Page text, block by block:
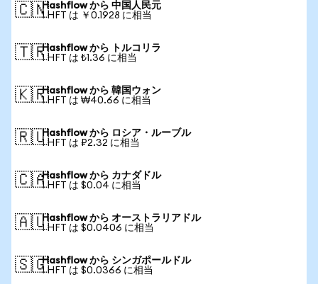
🇨🇳Hashflow から 中国人民元
1 HFT は ￥0.1928 に相当
🇹🇷Hashflow から トルコリラ
1 HFT は ₺1.36 に相当
🇰🇷Hashflow から 韓国ウォン
1 HFT は ₩40.66 に相当
🇷🇺Hashflow から ロシア・ルーブル
1 HFT は ₽2.32 に相当
🇨🇦Hashflow から カナダドル
1 HFT は $0.04 に相当
🇦🇺Hashflow から オーストラリアドル
1 HFT は $0.0406 に相当
🇸🇬Hashflow から シンガポールドル
1 HFT は $0.0366 に相当